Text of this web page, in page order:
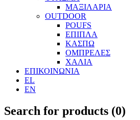
ΜΑΞΙΛΑΡΙΑ
OUTDOOR
POUFS
ΕΠΙΠΛΑ
ΚΑΣΠΩ
ΟΜΠΡΕΛΕΣ
ΧΑΛΙΑ
ΕΠΙΚΟΙΝΩΝΙΑ
EL
EN
Search for products (0)